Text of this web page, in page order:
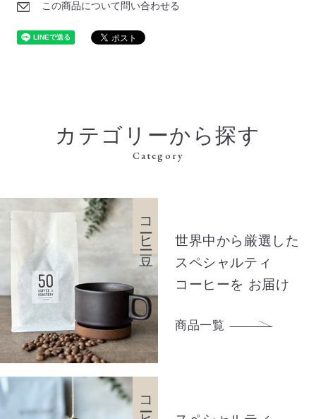
この商品について問い合わせる
カテゴリーから探す
Category
コーヒー豆
世界中から厳選した
スペシャルティ
コーヒーを お届け
商品一覧